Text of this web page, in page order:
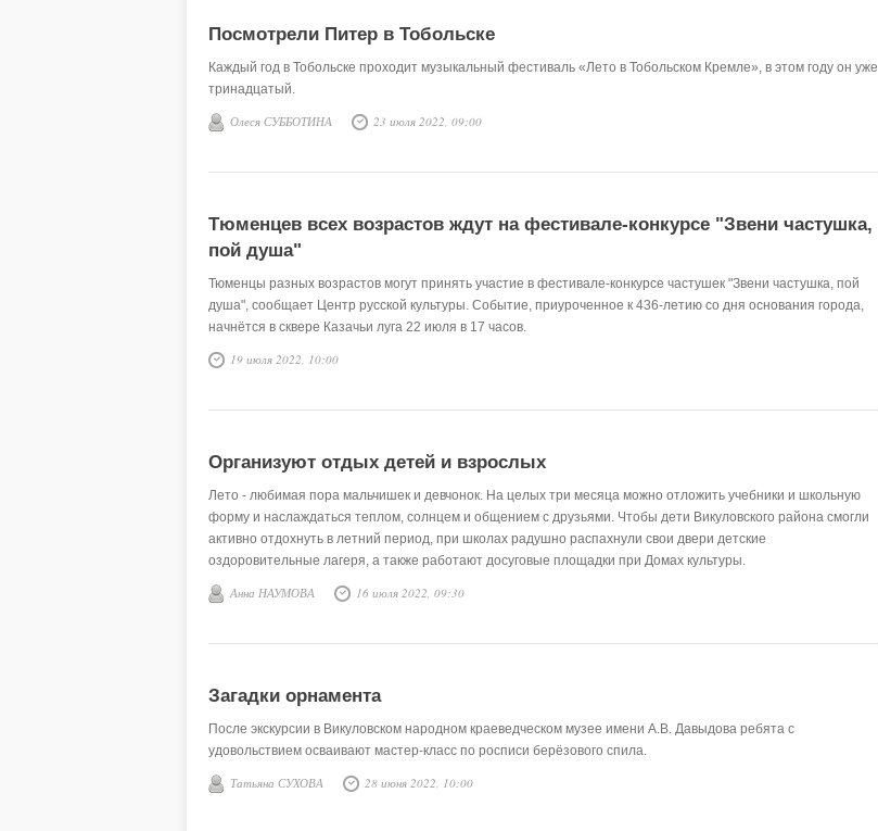
Посмотрели Питер в Тобольске
Каждый год в Тобольске проходит музыкальный фестиваль «Лето в Тобольском Кремле», в этом году он уже
тринадцатый.
Олеся СУББОТИНА 23 июля 2022, 09:00
Тюменцев всех возрастов ждут на фестивале-конкурсе "Звени частушка,
пой душа"
Тюменцы разных возрастов могут принять участие в фестивале-конкурсе частушек "Звени частушка, пой
душа", сообщает Центр русской культуры. Событие, приуроченное к 436-летию со дня основания города,
начнётся в сквере Казачьи луга 22 июля в 17 часов.
19 июля 2022, 10:00
Организуют отдых детей и взрослых
Лето - любимая пора мальчишек и девчонок. На целых три месяца можно отложить учебники и школьную
форму и наслаждаться теплом, солнцем и общением с друзьями. Чтобы дети Викуловского района смогли
активно отдохнуть в летний период, при школах радушно распахнули свои двери детские
оздоровительные лагеря, а также работают досуговые площадки при Домах культуры.
Анна НАУМОВА 16 июля 2022, 09:30
Загадки орнамента
После экскурсии в Викуловском народном краеведческом музее имени А.В. Давыдова ребята с
удовольствием осваивают мастер-класс по росписи берёзового спила.
Татьяна СУХОВА 28 июня 2022, 10:00